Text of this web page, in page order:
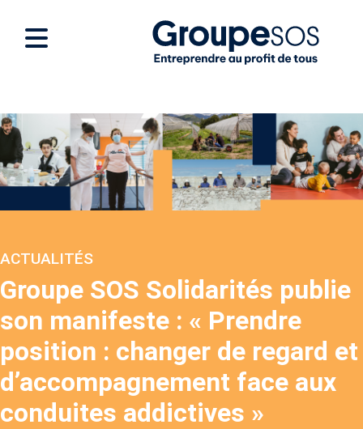
ACTUALITÉS
Groupe SOS Solidarités publie
son manifeste : « Prendre
position : changer de regard et
d’accompagnement face aux
conduites addictives »